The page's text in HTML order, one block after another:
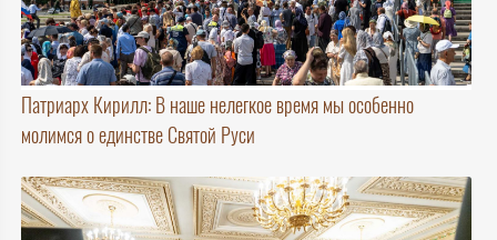
Патриарх Кирилл: В наше нелегкое время мы особенно
молимся о единстве Святой Руси